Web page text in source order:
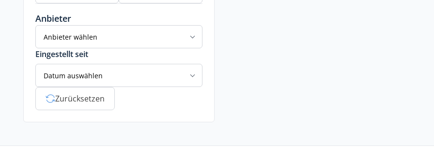
Anbieter
Anbieter wählen
Eingestellt seit
Datum auswählen
Zurücksetzen